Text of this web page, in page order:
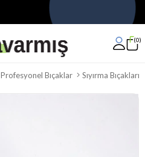
0
Profesyonel Bıçaklar Sıyırma Bıçakları